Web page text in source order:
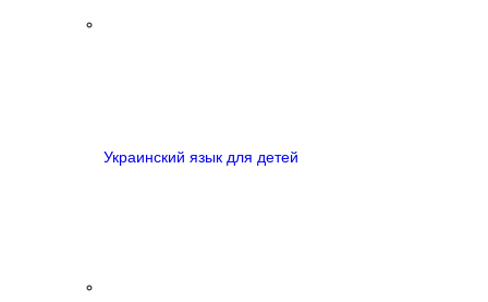
Украинский язык для детей